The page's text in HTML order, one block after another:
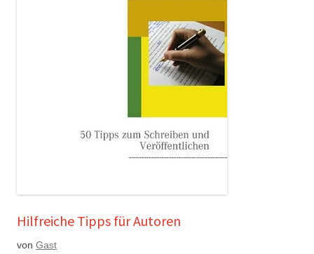
Hilfreiche Tipps für Autoren
von Gast